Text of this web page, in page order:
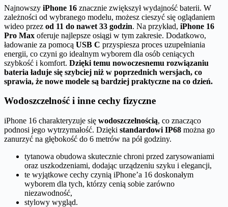
Najnowszy iPhone 16 znacznie zwiększył wydajność baterii. W
zależności od wybranego modelu, możesz cieszyć się oglądaniem
wideo przez od 11 do nawet 33 godzin. Na przykład, iPhone 16
Pro Max oferuje najlepsze osiągi w tym zakresie. Dodatkowo,
ładowanie za pomocą USB C przyspiesza proces uzupełniania
energii, co czyni go idealnym wyborem dla osób ceniących
szybkość i komfort. Dzięki temu nowoczesnemu rozwiązaniu
bateria ładuje się szybciej niż w poprzednich wersjach, co
sprawia, że nowe modele są bardziej praktyczne na co dzień.
Wodoszczelność i inne cechy fizyczne
iPhone 16 charakteryzuje się wodoszczelnością, co znacząco
podnosi jego wytrzymałość. Dzięki standardowi IP68 można go
zanurzyć na głębokość do 6 metrów na pół godziny.
tytanowa obudowa skutecznie chroni przed zarysowaniami
oraz uszkodzeniami, dodając urządzeniu szyku i elegancji,
te wyjątkowe cechy czynią iPhone’a 16 doskonałym
wyborem dla tych, którzy cenią sobie zarówno
niezawodność,
stylowy wygląd.